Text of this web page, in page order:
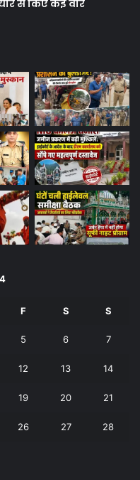
से किए कई वार
F S S
5 6 7
12 13 14
19 20 21
26 27 28